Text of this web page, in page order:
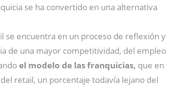
se ha convertido en una alternativa
se encuentra en un proceso de reflexión y
de una mayor competitividad, del empleo
el modelo de las franquicias, que en
retail, un porcentaje todavía lejano del